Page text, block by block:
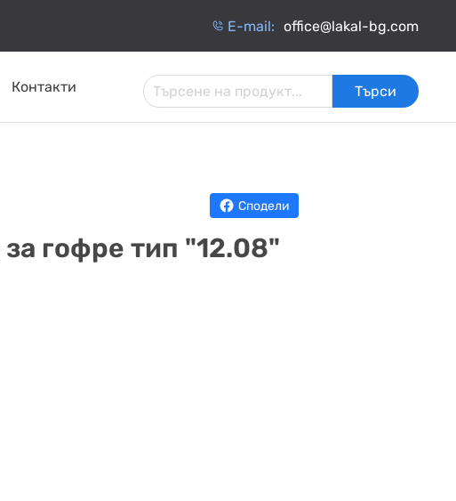
Е-mail: office@lakal-bg.com
Контакти Търси
Сподели
гофре тип "12.08"